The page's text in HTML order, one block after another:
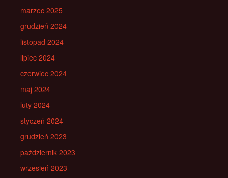
marzec 2025
grudzień 2024
listopad 2024
lipiec 2024
czerwiec 2024
maj 2024
luty 2024
styczeń 2024
grudzień 2023
październik 2023
wrzesień 2023